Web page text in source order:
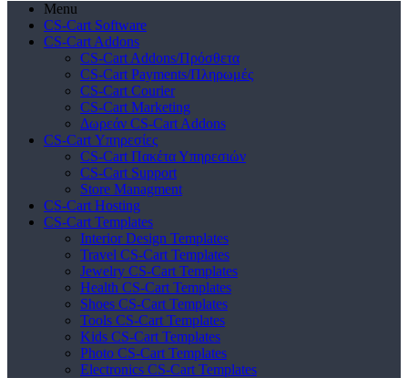
Menu
CS-Cart Software
CS-Cart Addons
CS-Cart Addons/Πρόσθετα
CS-Cart Payments/Πληρωμές
CS-Cart Courier
CS-Cart Marketing
Δωρεάν CS-Cart Addons
CS-Cart Υπηρεσίες
CS-Cart Πακέτα Υπηρεσιών
CS-Cart Support
Store Managment
CS-Cart Hosting
CS-Cart Templates
Interior Design Templates
Travel CS-Cart Templates
Jewelry CS-Cart Templates
Health CS-Cart Templates
Shoes CS-Cart Templates
Tools CS-Cart Templates
Kids CS-Cart Templates
Photo CS-Cart Templates
Electronics CS-Cart Templates